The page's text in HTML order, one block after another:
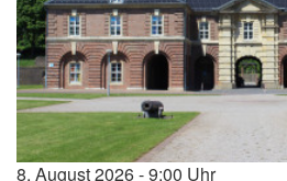
8. August 2026 9:00